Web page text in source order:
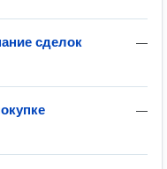
—
сделок
—